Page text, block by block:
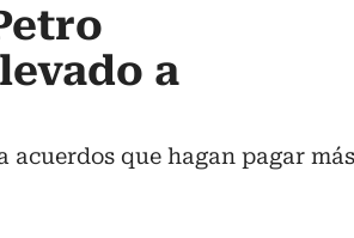
a
que hagan pagar